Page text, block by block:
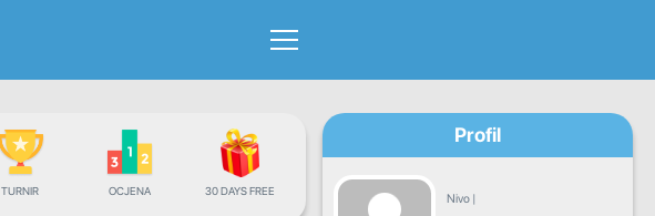
TURNIR OCJENA 30 DAYS FREE
Profil
Nivo |